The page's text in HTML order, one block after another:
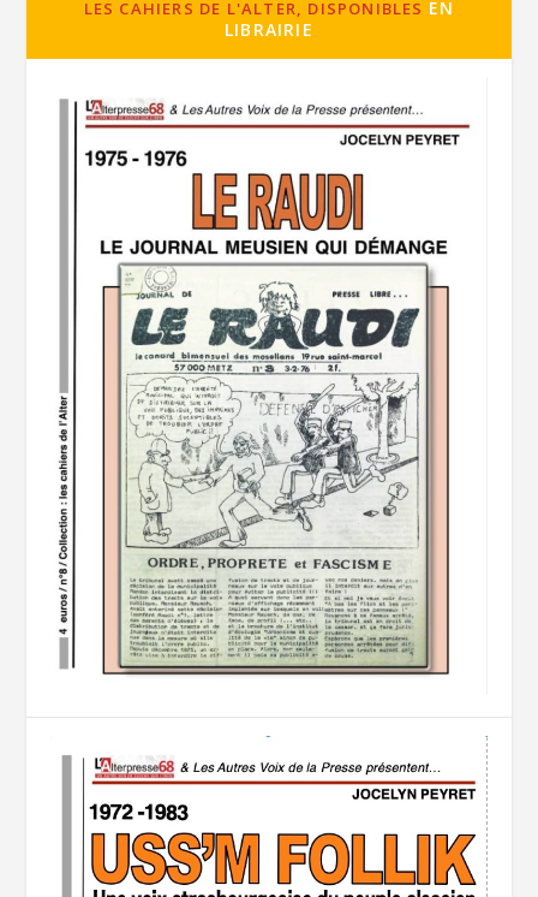
LES CAHIERS DE L'ALTER, DISPONIBLES EN
LIBRAIRIE